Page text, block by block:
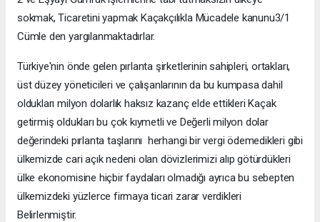
sokmak, Ticaretini yapmak Kaçakçılıkla Mücadele kanunu3/1
Cümle den yargılanmaktadırlar.
Türkiye'nin önde gelen pırlanta şirketlerinin sahipleri, ortakları,
üst düzey yöneticileri ve çalışanlarının da bu kumpasa dahil
oldukları milyon dolarlık haksız kazanç elde ettikleri Kaçak
getirmiş oldukları bu çok kıymetli ve Değerli milyon dolar
değerindeki pırlanta taşlarını herhangi bir vergi ödemedikleri gibi
ülkemizde cari açık nedeni olan dövizlerimizi alıp götürdükleri
ülke ekonomisine hiçbir faydaları olmadığı ayrıca bu sebepten
ülkemizdeki yüzlerce firmaya ticari zarar verdikleri
Belirlenmiştir.